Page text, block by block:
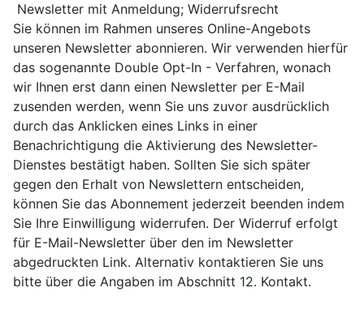
Newsletter mit Anmeldung; Widerrufsrecht
Sie können im Rahmen unseres Online-Angebots
unseren Newsletter abonnieren. Wir verwenden hierfür
das sogenannte Double Opt-In - Verfahren, wonach
wir Ihnen erst dann einen Newsletter per E-Mail
zusenden werden, wenn Sie uns zuvor ausdrücklich
durch das Anklicken eines Links in einer
Benachrichtigung die Aktivierung des Newsletter-
Dienstes bestätigt haben. Sollten Sie sich später
gegen den Erhalt von Newslettern entscheiden,
können Sie das Abonnement jederzeit beenden indem
Sie Ihre Einwilligung widerrufen. Der Widerruf erfolgt
für E-Mail-Newsletter über den im Newsletter
abgedruckten Link. Alternativ kontaktieren Sie uns
bitte über die Angaben im Abschnitt 12. Kontakt.